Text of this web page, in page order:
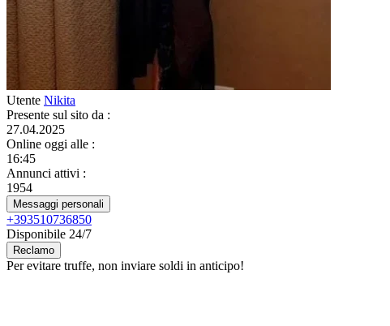
Utente Nikita
Presente sul sito da :
27.04.2025
Online oggi alle :
16:45
Annunci attivi :
1954
Messaggi personali
+393510736850
Disponibile 24/7
Reclamo
Per evitare truffe, non inviare soldi in anticipo!